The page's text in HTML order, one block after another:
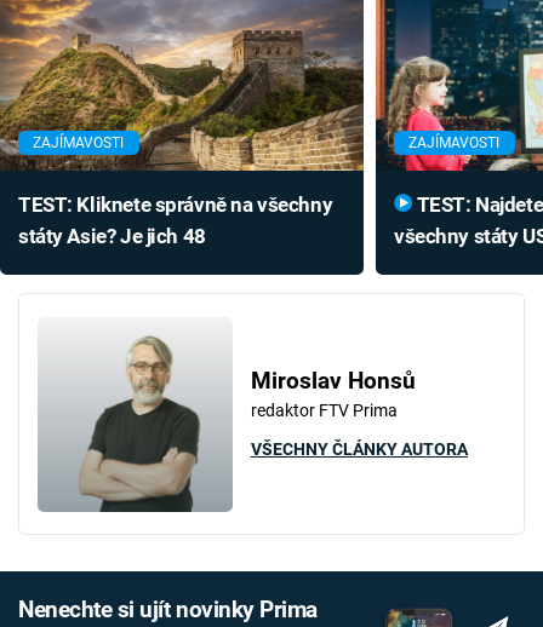
ZAJÍMAVOSTI
TEST: Kliknete správně na všechny
státy Asie? Je jich 48
ZAJÍMAVOSTI
všechny státy
Miroslav Honsů
redaktor FTV Prima
VŠECHNY ČLÁNKY AUTORA
Nenechte si ujít novinky Prima